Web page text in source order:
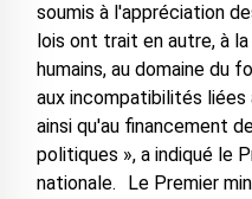
soumis à l'appréciation
lois ont trait en autre, à
humains, au domaine du
aux incompatibilités
ainsi qu'au financement
politiques », a indiqué le
nationale. Le Premier